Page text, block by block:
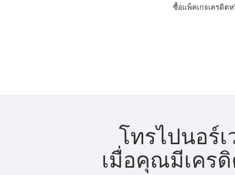
ซื้อแพ็คเกจเครดิต
โทรไปนอร์เ
เมื่อคุณมีเคร